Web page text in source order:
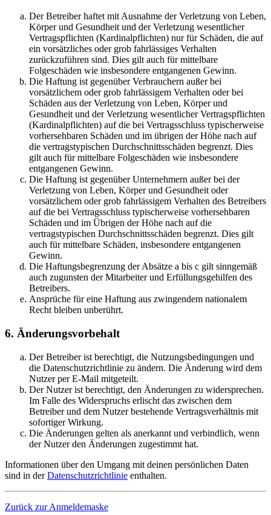
Der Betreiber haftet mit Ausnahme der Verletzung von Leben,
Körper und Gesundheit und der Verletzung wesentlicher
Vertragspflichten (Kardinalpflichten) nur für Schäden, die auf
ein vorsätzliches oder grob fahrlässiges Verhalten
zurückzuführen sind. Dies gilt auch für mittelbare
Folgeschäden wie insbesondere entgangenen Gewinn.
Die Haftung ist gegenüber Verbrauchern außer bei
vorsätzlichem oder grob fahrlässigem Verhalten oder bei
Schäden aus der Verletzung von Leben, Körper und
Gesundheit und der Verletzung wesentlicher Vertragspflichten
(Kardinalpflichten) auf die bei Vertragsschluss typischerweise
vorhersehbaren Schäden und im übrigen der Höhe nach auf
die vertragstypischen Durchschnittsschäden begrenzt. Dies
gilt auch für mittelbare Folgeschäden wie insbesondere
entgangenen Gewinn.
Die Haftung ist gegenüber Unternehmern außer bei der
Verletzung von Leben, Körper und Gesundheit oder
vorsätzlichem oder grob fahrlässigem Verhalten des Betreibers
auf die bei Vertragsschluss typischerweise vorhersehbaren
Schäden und im Übrigen der Höhe nach auf die
vertragstypischen Durchschnittsschäden begrenzt. Dies gilt
auch für mittelbare Schäden, insbesondere entgangenen
Gewinn.
Die Haftungsbegrenzung der Absätze a bis c gilt sinngemäß
auch zugunsten der Mitarbeiter und Erfüllungsgehilfen des
Betreibers.
Ansprüche für eine Haftung aus zwingendem nationalem
Recht bleiben unberührt.
6. Änderungsvorbehalt
Der Betreiber ist berechtigt, die Nutzungsbedingungen und
die Datenschutzrichtlinie zu ändern. Die Änderung wird dem
Nutzer per E-Mail mitgeteilt.
Der Nutzer ist berechtigt, den Änderungen zu widersprechen.
Im Falle des Widerspruchs erlischt das zwischen dem
Betreiber und dem Nutzer bestehende Vertragsverhältnis mit
sofortiger Wirkung.
Die Änderungen gelten als anerkannt und verbindlich, wenn
der Nutzer den Änderungen zugestimmt hat.
Informationen über den Umgang mit deinen persönlichen Daten
sind in derDatenschutzrichtlinie enthalten.
Zurück zur Anmeldemaske